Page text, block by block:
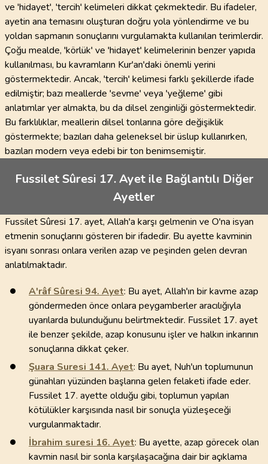
ve 'hidayet', 'tercih' kelimeleri dikkat çekmektedir. Bu ifadeler,
ayetin ana temasını oluşturan doğru yola yönlendirme ve bu
yoldan sapmanın sonuçlarını vurgulamakta kullanılan terimlerdir.
Çoğu mealde, 'körlük' ve 'hidayet' kelimelerinin benzer yapıda
kullanılması, bu kavramların Kur'an'daki önemli yerini
göstermektedir. Ancak, 'tercih' kelimesi farklı şekillerde ifade
edilmiştir; bazı meallerde 'sevme' veya 'yeğleme' gibi
anlatımlar yer almakta, bu da dilsel zenginliği göstermektedir.
Bu farklılıklar, meallerin dilsel tonlarına göre değişiklik
göstermekte; bazıları daha geleneksel bir üslup kullanırken,
bazıları modern veya edebi bir ton benimsemiştir.
Fussilet Sûresi 17. Ayet ile Bağlantılı Diğer
Ayetler
Fussilet Sûresi 17. ayet, Allah'a karşı gelmenin ve O'na isyan
etmenin sonuçlarını gösteren bir ifadedir. Bu ayette kavminin
isyanı sonrası onlara verilen azap ve peşinden gelen devran
anlatılmaktadır.
A'râf Sûresi 94. Ayet: Bu ayet, Allah'ın bir kavme azap
göndermeden önce onlara peygamberler aracılığıyla
uyarılarda bulunduğunu belirtmektedir. Fussilet 17. ayet
ile benzer şekilde, azap konusunu işler ve halkın inkarının
sonuçlarına dikkat çeker.
Şuara Suresi 141. Ayet: Bu ayet, Nuh'un toplumunun
günahları yüzünden başlarına gelen felaketi ifade eder.
Fussilet 17. ayette olduğu gibi, toplumun yapılan
kötülükler karşısında nasıl bir sonuçla yüzleşeceği
vurgulanmaktadır.
İbrahim suresi 16. Ayet: Bu ayette, azap görecek olan
kavmin nasıl bir sonla karşılaşacağına dair bir açıklama